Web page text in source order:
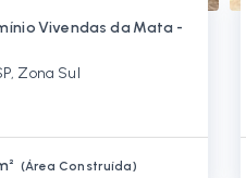
Vivendas da Mata -
Zona Sul
(Área Construída)